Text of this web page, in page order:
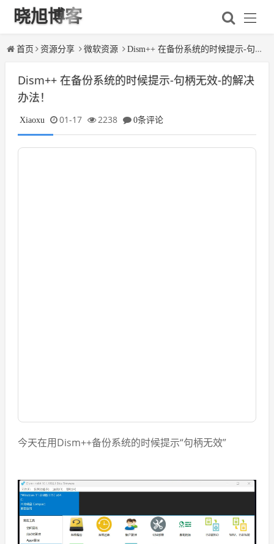
晓旭博客
首页 资源分享 微软资源 Dism++ 在备份系统的时候提示-句柄无效-的解决办法！
Dism++ 在备份系统的时候提示-句柄无效-的解决
办法！
Xiaoxu 01-17 2238 0条评论
今天在用Dism++备份系统的时候提示“句柄无效”